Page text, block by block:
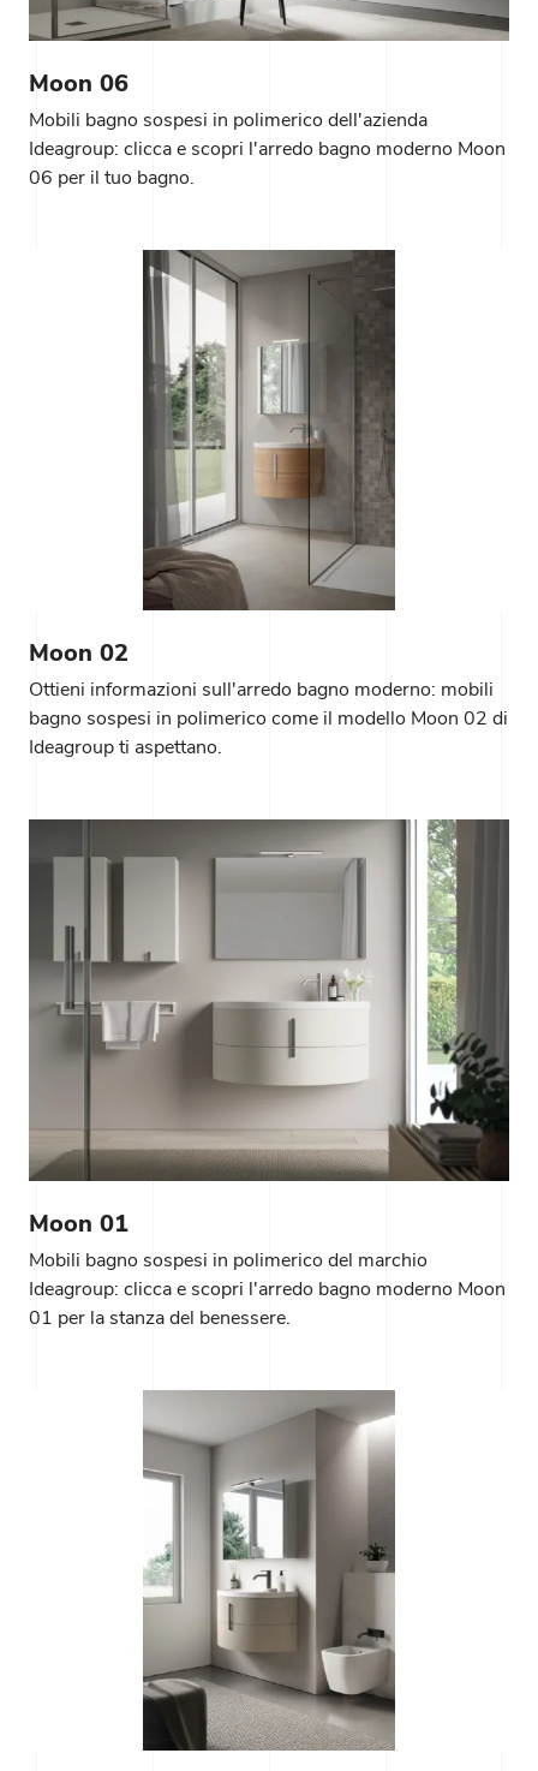
Moon 06
Mobili bagno sospesi in polimerico dell'azienda
Ideagroup: clicca e scopri l'arredo bagno moderno Moon
06 per il tuo bagno.
Moon 02
Ottieni informazioni sull'arredo bagno moderno: mobili
bagno sospesi in polimerico come il modello Moon 02 di
Ideagroup ti aspettano.
Moon 01
Mobili bagno sospesi in polimerico del marchio
Ideagroup: clicca e scopri l'arredo bagno moderno Moon
01 per la stanza del benessere.